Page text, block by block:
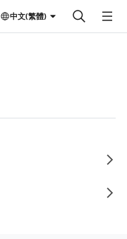
中文(繁體)